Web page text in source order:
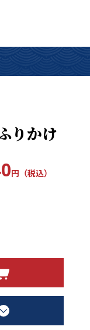
りかけ
円（税込）